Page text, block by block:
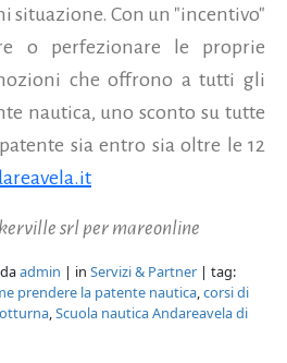
situazione. Con un "incentivo"
o perfezionare le proprie
che offrono a tutti gli
nautica, uno sconto su tutte
sia entro sia oltre le 12
srl per mareonline
daadmin | in Servizi & Partner | tag:
prendere la patente nautica,corsi di
,Scuola nautica Andareavela di